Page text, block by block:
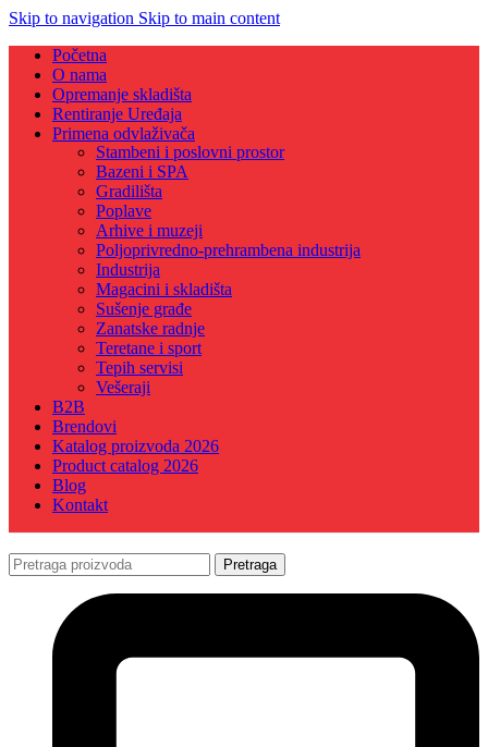
Skip to navigation Skip to main content
Početna
O nama
Opremanje skladišta
Rentiranje Uređaja
Primena odvlaživača
Stambeni i poslovni prostor
Bazeni i SPA
Gradilišta
Poplave
Arhive i muzeji
Poljoprivredno-prehrambena industrija
Industrija
Magacini i skladišta
Sušenje građe
Zanatske radnje
Teretane i sport
Tepih servisi
Vešeraji
B2B
Brendovi
Katalog proizvoda 2026
Product catalog 2026
Blog
Kontakt
Pretraga